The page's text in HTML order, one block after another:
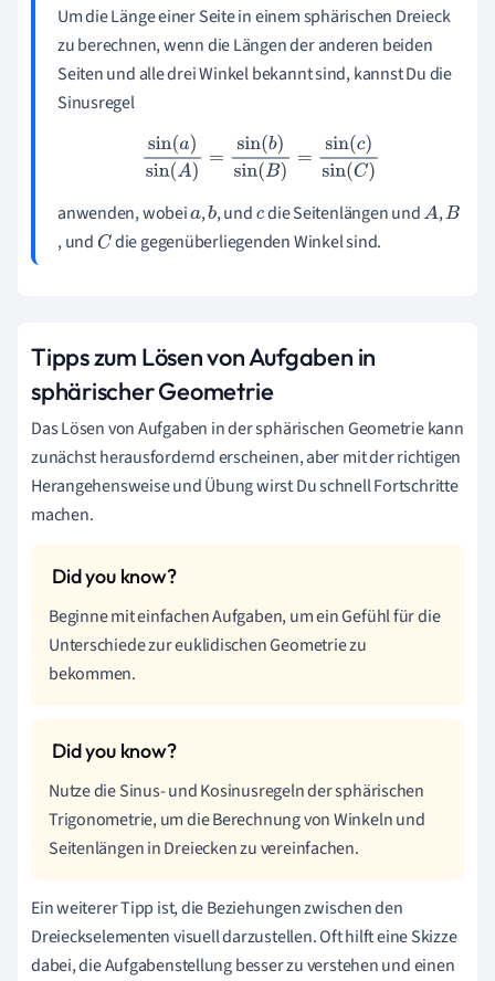
Um die Länge einer Seite in einem sphärischen Dreieck
zu berechnen, wenn die Längen der anderen beiden
Seiten und alle drei Winkel bekannt sind, kannst Du die
Sinusregel
sin(a)sin( )=sin(b)sin( )=sin(c)sin
anwenden, wobeia,b, undcdie Seitenlängen undA ,B
, und C die gegenüberliegenden Winkel sind.
Tipps zum Lösen von Aufgaben in
sphärischer Geometrie
Das Lösen von Aufgaben in der sphärischen Geometrie kann
zunächst herausfordernd erscheinen, aber mit der richtigen
Herangehensweise und Übung wirst Du schnell Fortschritte
machen.
Beginne mit einfachen Aufgaben, um ein Gefühl für die
Unterschiede zur euklidischen Geometrie zu
bekommen.
Nutze die Sinus- und Kosinusregeln der sphärischen
Trigonometrie, um die Berechnung von Winkeln und
Seitenlängen in Dreiecken zu vereinfachen.
Ein weiterer Tipp ist, die Beziehungen zwischen den
Dreieckselementen visuell darzustellen. Oft hilft eine Skizze
dabei, die Aufgabenstellung besser zu verstehen und einen